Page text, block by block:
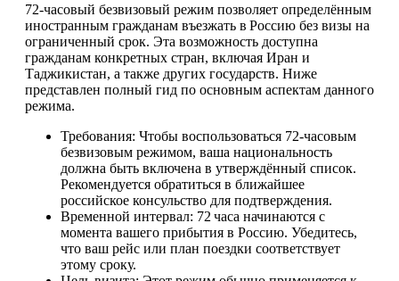
72-часовый безвизовый режим позволяет определённым
иностранным гражданам въезжать в Россию без визы на
ограниченный срок. Эта возможность доступна
гражданам конкретных стран, включая Иран и
Таджикистан, а также других государств. Ниже
представлен полный гид по основным аспектам данного
режима.
Требования: Чтобы воспользоваться 72-часовым
безвизовым режимом, ваша национальность
должна быть включена в утверждённый список.
Рекомендуется обратиться в ближайшее
российское консульство для подтверждения.
Временной интервал: 72 часа начинаются с
момента вашего прибытия в Россию. Убедитесь,
что ваш рейс или план поездки соответствует
этому сроку.